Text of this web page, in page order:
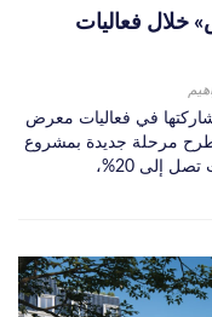
خلال فعاليات
في فعاليات معرض
نوفمبر، عن طرح مرحلة جديدة بمشروع
إلى 20%،